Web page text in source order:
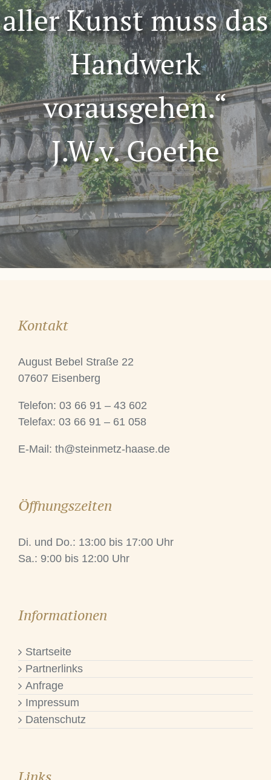
aller Kunst muss das
Handwerk
vorausgehen.“
J.W.v. Goethe
Kontakt
August Bebel Straße 22
07607 Eisenberg
Telefon: 03 66 91 – 43 602
Telefax: 03 66 91 – 61 058
E-Mail: th@steinmetz-haase.de
Öffnungszeiten
Di. und Do.: 13:00 bis 17:00 Uhr
Sa.: 9:00 bis 12:00 Uhr
Informationen
Startseite
Partnerlinks
Anfrage
Impressum
Datenschutz